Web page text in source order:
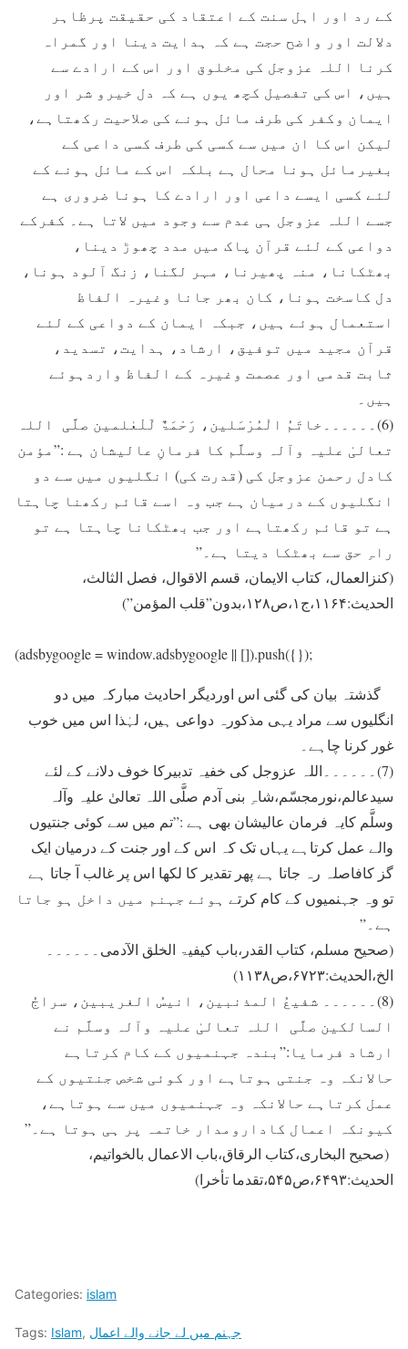
کے رد اور اہل سنت کے اعتقاد کی حقیقت پرظاہر
دلالت اور واضح حجت ہے کہ ہدایت دینا اور گمراہ
کرنا اللہ عزوجل کی مخلوق اور اس کے ارادے سے
ہیں، اس کی تفصیل کچھ یوں ہے کہ دل خیرو شر اور
ایمان وکفر کی طرف مائل ہونے کی صلاحیت رکھتاہے،
لیکن اس کا ان میں سے کسی کی طرف کسی داعی کے
بغیرمائل ہونا محال ہے بلکہ اس کے مائل ہونے کے
لئے کسی ایسے داعی اور ارادے کا ہونا ضروری ہے
جسے اللہ عزوجل ہی عدم سے وجود میں لاتا ہے۔ کفرکے
دواعی کے لئے قرآن پاک میں مدد چھوڑ دینا،
بھٹکانا، منہ پھیرنا، مہر لگنا، زنگ آلود ہونا،
دل کاسخت ہونا، کان بھر جانا وغیرہ الفاظ
استعمال ہوئے ہیں، جبکہ ایمان کے دواعی کے لئے
قرآن مجید میں توفیق، ارشاد، ہدایت، تسدید،
ثابت قدمی اور عصمت وغیرہ کے الفاظ واردہوئے
ہیں۔
(6)۔۔۔۔۔۔خاتَمُ الْمُرْسَلین، رَحْمَۃٌ لّلْعٰلمین صلَّی اللہ
تعالیٰ علیہ وآلہ وسلَّم کا فرمانِ عالیشان ہے :”مؤمن
کادل رحمن عزوجل کی (قدرت کی) انگلیوں میں سے دو
انگلیوں کے درمیان ہے جب وہ اسے قائم رکھنا چاہتا
ہے تو قائم رکھتاہے اور جب بھٹکانا چاہتا ہے تو
راہِ حق سے بھٹکا دیتا ہے۔”
(کنزالعمال، کتاب الایمان، قسم الاقوال، فصل الثالث،
الحدیث:۱۱۶۴،ج۱،ص۱۲۸،بدون”قلب المؤمن”)
(adsbygoogle = window.adsbygoogle || []).push({});
گذشتہ بیان کی گئی اس اوردیگر احادیث مبارکہ میں دو
انگلیوں سے مراد یہی مذکورہ دواعی ہیں، لہٰذا اس میں خوب
غور کرنا چاہے۔
(7)۔۔۔۔۔۔اللہ عزوجل کی خفیہ تدبیرکا خوف دلانے کے لئے
سیدعالم،نورمجسّم،شاہِ بنی آدم صلَّی اللہ تعالیٰ علیہ وآلہ
وسلَّم کایہ فرمان عالیشان بھی ہے :”تم میں سے کوئی جنتیوں
والے عمل کرتاہے یہاں تک کہ اس کے اور جنت کے درمیان ایک
گز کافاصلہ رہ جاتا ہے پھر تقدیر کا لکھا اس پر غالب آ جاتا ہے
تو وہ جہنمیوں کے کام کرتے ہوئے جہنم میں داخل ہو جاتا
ہے۔”
(صحیح مسلم، کتاب القدر،باب کیفیۃ الخلق الآدمی۔۔۔۔۔۔
الخ،الحدیث:۶۷۲۳،ص۱۱۳۸)
(8)۔۔۔۔۔۔ شفیعُ المذنبین، انیسُ الغریبین، سراجُ
السالکین صلَّی اللہ تعالیٰ علیہ وآلہ وسلَّم نے
ارشاد فرمایا:”بندہ جہنمیوں کے کام کرتاہے
حالانکہ وہ جنتی ہوتاہے اور کوئی شخص جنتیوں کے
عمل کرتاہے حالانکہ وہ جہنمیوں میں سے ہوتاہے،
کیونکہ اعمال کادارومدار خاتمہ پر ہی ہوتا ہے۔”
(صحیح البخاری،کتاب الرقاق،باب الاعمال بالخواتیم،
الحدیث:۶۴۹۳،ص۵۴۵،تقدما تأخرا)
Categories: islam
Tags: Islam, جہنم میں لے جانے والے اعمال